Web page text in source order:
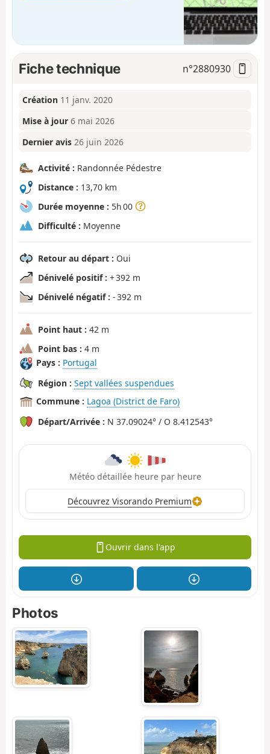
Fiche technique n°2880930
Création 11 janv. 2020
Mise à jour 6 mai 2026
Dernier avis 26 juin 2026
Activité : Randonnée Pédestre
Distance : 13,70 km
Durée moyenne : 5h 00
Difficulté : Moyenne
Retour au départ : Oui
Dénivelé positif : + 392 m
Dénivelé négatif : - 392 m
Point haut : 42 m
Point bas : 4 m
Pays : Portugal
Région : Sept vallées suspendues
Commune : Lagoa (District de Faro)
Départ/Arrivée : N 37.09024° / O 8.412543°
Météo détaillée heure par heure
Découvrez Visorando Premium
Ouvrir dans l'app
Photos